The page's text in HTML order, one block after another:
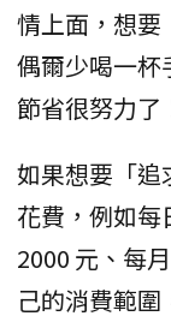
情上面，想要
偶爾少喝一杯
節省很努力了
如果想要「追
花費，例如每
2000 元、每
己的消費範